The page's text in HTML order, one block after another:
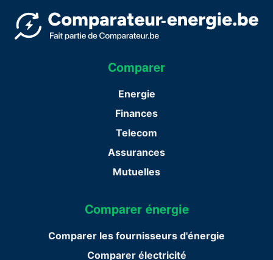
Comparer
Energie
Finances
Telecom
Assurances
Mutuelles
Comparer énergie
Comparer les fournisseurs d'énergie
Comparer électricité